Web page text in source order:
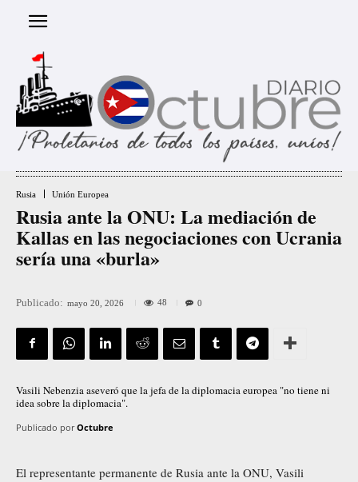
Rusia Unión Europea
Rusia ante la ONU: La mediación de
Kallas en las negociaciones con Ucrania
sería una «burla»
Publicado: mayo 20, 2026 48 0
Vasili Nebenzia aseveró que la jefa de la diplomacia europea "no tiene ni
idea sobre la diplomacia".
Publicado por Octubre
El representante permanente de Rusia ante la ONU, Vasili